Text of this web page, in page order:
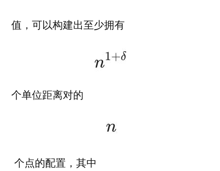
值，可以构建出至少拥有
个单位距离对的
个点的配置，其中